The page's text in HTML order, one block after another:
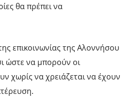
θα πρέπει να
επικοινωνίας της Αλοννήσου
ώστε να μπορούν οι
χωρίς να χρειάζεται να έχουν